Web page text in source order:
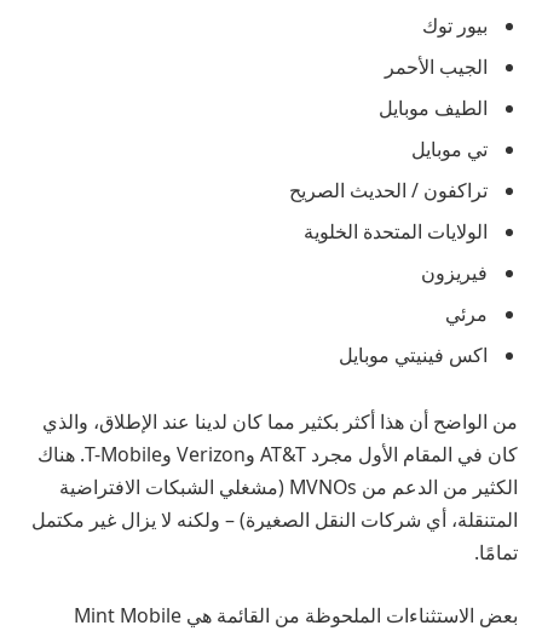
بيور توك
الجيب الأحمر
الطيف موبايل
تي موبايل
تراكفون / الحديث الصريح
الولايات المتحدة الخلوية
فيريزون
مرئي
اكس فينيتي موبايل
من الواضح أن هذا أكثر بكثير مما كان لدينا عند الإطلاق، والذي
كان في المقام الأول مجرد AT&T وVerizon وT-Mobile. هناك
الكثير من الدعم من MVNOs (مشغلي الشبكات الافتراضية
المتنقلة، أي شركات النقل الصغيرة) – ولكنه لا يزال غير مكتمل
تمامًا.
بعض الاستثناءات الملحوظة من القائمة هي Mint Mobile